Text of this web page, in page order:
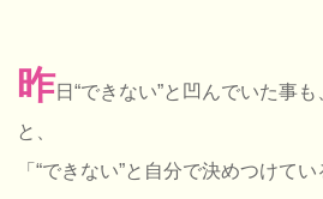
昨日“できない”と凹んでいた事
と、
「“できない”と自分で決めつけて